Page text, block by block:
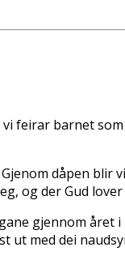
feirar barnet
dåpen blir
og der Gud
gjennom
ut med dei